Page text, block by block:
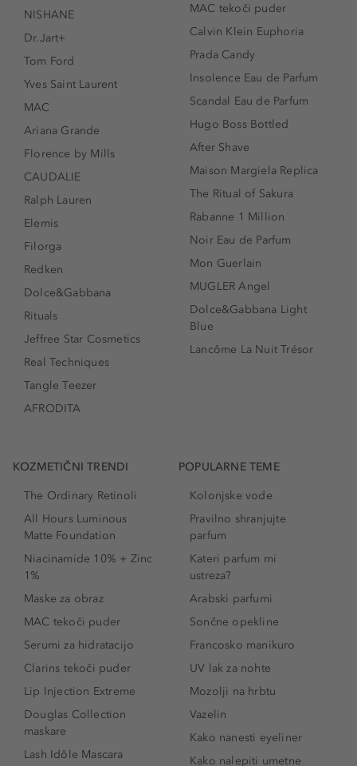
NISHANE
Dr.Jart+
Tom Ford
Yves Saint Laurent
MAC
Ariana Grande
Florence by Mills
CAUDALIE
Ralph Lauren
Elemis
Filorga
Redken
Dolce&Gabbana
Rituals
Jeffree Star Cosmetics
Real Techniques
Tangle Teezer
AFRODITA
MAC tekoči puder
Calvin Klein Euphoria
Prada Candy
Insolence Eau de Parfum
Scandal Eau de Parfum
Hugo Boss Bottled
After Shave
Maison Margiela Replica
The Ritual of Sakura
Rabanne 1 Million
Noir Eau de Parfum
Mon Guerlain
MUGLER Angel
Dolce&Gabbana Light
Blue
Lancôme La Nuit Trésor
KOZMETIČNI TRENDI
The Ordinary Retinoli
All Hours Luminous
Matte Foundation
Niacinamide 10% + Zinc
1%
Maske za obraz
MAC tekoči puder
Serumi za hidratacijo
Clarins tekoči puder
Lip Injection Extreme
Douglas Collection
maskare
Lash Idôle Mascara
POPULARNE TEME
Kolonjske vode
Pravilno shranjujte
parfum
Kateri parfum mi
ustreza?
Arabski parfumi
Sončne opekline
Francosko manikuro
UV lak za nohte
Mozolji na hrbtu
Vazelin
Kako nanesti eyeliner
Kako nalepiti umetne